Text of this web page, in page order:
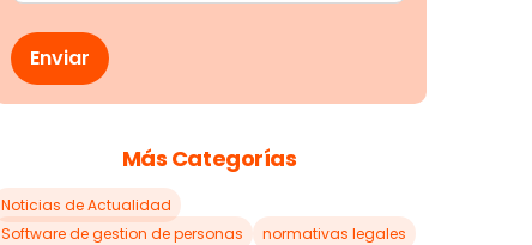
Más Categorías
Noticias de Actualidad
Software de gestion de personas
normativas legales